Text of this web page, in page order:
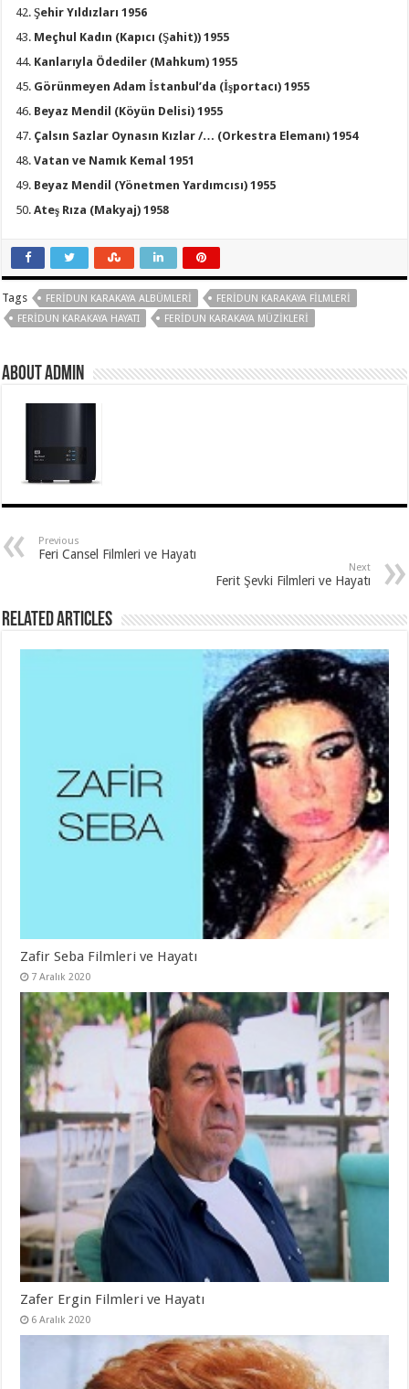
Şehir Yıldızları 1956
Meçhul Kadın (Kapıcı (Şahit)) 1955
Kanlarıyla Ödediler (Mahkum) 1955
Görünmeyen Adam İstanbul’da (İşportacı) 1955
Beyaz Mendil (Köyün Delisi) 1955
Çalsın Sazlar Oynasın Kızlar /… (Orkestra Elemanı) 1954
Vatan ve Namık Kemal 1951
Beyaz Mendil (Yönetmen Yardımcısı) 1955
Ateş Rıza (Makyaj) 1958
Tags FERIDUN KARAKAYA ALBÜMLERI
FERIDUN KARAKAYA FILMLERI
FERIDUN KARAKAYA HAYATI
FERIDUN KARAKAYA MÜZIKLERI
About Admin
Previous
Feri Cansel Filmleri ve Hayatı
Next
Ferit Şevki Filmleri ve Hayatı
Related Articles
Zafir Seba Filmleri ve Hayatı
7 Aralık 2020
Zafer Ergin Filmleri ve Hayatı
6 Aralık 2020